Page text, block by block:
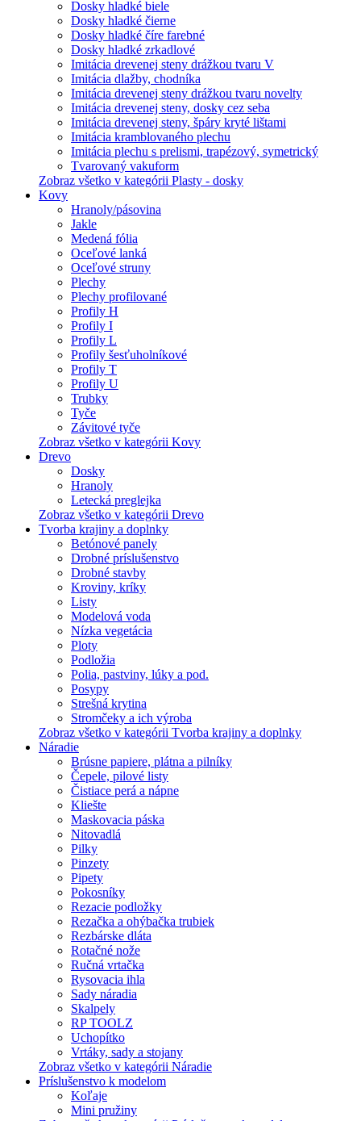
Dosky hladké biele
Dosky hladké čierne
Dosky hladké číre farebné
Dosky hladké zrkadlové
Imitácia drevenej steny drážkou tvaru V
Imitácia dlažby, chodníka
Imitácia drevenej steny drážkou tvaru novelty
Imitácia drevenej steny, dosky cez seba
Imitácia drevenej steny, špáry kryté lištami
Imitácia kramblovaného plechu
Imitácia plechu s prelismi, trapézový, symetrický
Tvarovaný vakuform
Zobraz všetko v kategórii Plasty - dosky
Kovy
Hranoly/pásovina
Jakle
Medená fólia
Oceľové lanká
Oceľové struny
Plechy
Plechy profilované
Profily H
Profily I
Profily L
Profily šesťuholníkové
Profily T
Profily U
Trubky
Tyče
Závitové tyče
Zobraz všetko v kategórii Kovy
Drevo
Dosky
Hranoly
Letecká preglejka
Zobraz všetko v kategórii Drevo
Tvorba krajiny a doplnky
Betónové panely
Drobné príslušenstvo
Drobné stavby
Kroviny, kríky
Listy
Modelová voda
Nízka vegetácia
Ploty
Podložia
Polia, pastviny, lúky a pod.
Posypy
Strešná krytina
Stromčeky a ich výroba
Zobraz všetko v kategórii Tvorba krajiny a doplnky
Náradie
Brúsne papiere, plátna a pilníky
Čepele, pilové listy
Čistiace perá a nápne
Kliešte
Maskovacia páska
Nitovadlá
Pilky
Pinzety
Pipety
Pokosníky
Rezacie podložky
Rezačka a ohýbačka trubiek
Rezbárske dláta
Rotačné nože
Ručná vrtačka
Rysovacia ihla
Sady náradia
Skalpely
RP TOOLZ
Uchopítko
Vrtáky, sady a stojany
Zobraz všetko v kategórii Náradie
Príslušenstvo k modelom
Koľaje
Mini pružiny